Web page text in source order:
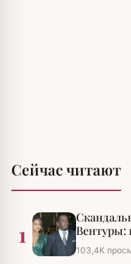
Сейчас читают
1
Вентуры:
103,4К